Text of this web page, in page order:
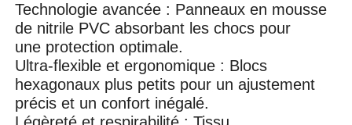
Technologie avancée : Panneaux en mousse
de nitrile PVC absorbant les chocs pour
une protection optimale.
Ultra-flexible et ergonomique : Blocs
hexagonaux plus petits pour un ajustement
précis et un confort inégalé.